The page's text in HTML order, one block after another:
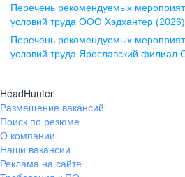
ул. Спартаковская, д. 2А, этаж 3,
помещение 15
+7 843 212-12-50
Екатеринбург
ул. Боевых Дружин, стр. 20,
+7 343 226-79-99
Перечень рекомендуемых
условий труда ООО Хэдхантер (2026)
Перечень рекомендуемых
условий труда Ярославский филиал
HeadHunter
Размещение вакансий
Поиск по резюме
О компании
Наши вакансии
Реклама на сайте